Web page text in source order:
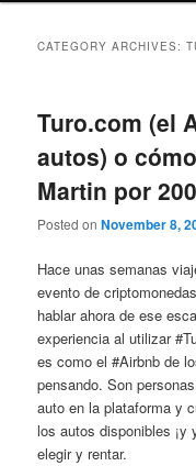
CATEGORY ARCHIVES:
Turo.com (el
autos) o
Martin por
Posted onNovember 8,
Hace unas semanas
evento de
hablar ahora de ese
experiencia al utilizar
es como el #Airbnb de
pensando. Son
auto en la plataforma y
los autos disponibles ¡y
elegir y rentar.